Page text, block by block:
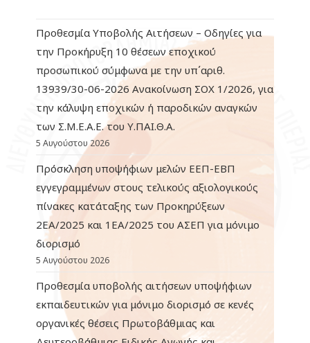
Προθεσμία Υποβολής Αιτήσεων – Οδηγίες για
την Προκήρυξη 10 θέσεων εποχικού
προσωπικού σύμφωνα με την υπ΄αριθ.
13939/30-06-2026 Ανακοίνωση ΣΟΧ 1/2026, για
την κάλυψη εποχικών ή παροδικών αναγκών
των Σ.Μ.Ε.Α.Ε. του Υ.ΠΑΙ.Θ.Α.
5 Αυγούστου 2026
Πρόσκληση υποψήφιων μελών ΕΕΠ-ΕΒΠ
εγγεγραμμένων στους τελικούς αξιολογικούς
πίνακες κατάταξης των Προκηρύξεων
2ΕΑ/2025 και 1ΕΑ/2025 του ΑΣΕΠ για μόνιμο
διορισμό
5 Αυγούστου 2026
Προθεσμία υποβολής αιτήσεων υποψήφιων
εκπαιδευτικών για μόνιμο διορισμό σε κενές
οργανικές θέσεις Πρωτοβάθμιας και